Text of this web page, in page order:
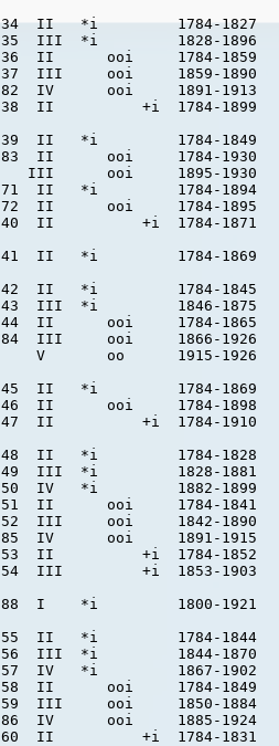
34  II   *i         1784-1827
35  III  *i         1828-1896
36  II      ooi     1784-1859
37  III     ooi     1859-1890
82  IV      ooi     1891-1913
38  II          +i  1784-1899
39  II   *i         1784-1849
83  II      ooi     1784-1930
III      ooi     1895-1930
71  II   *i         1784-1894
72  II      ooi     1784-1895
40  II          +i  1784-1871
41  II   *i         1784-1869
42  II   *i         1784-1845
43  III  *i         1846-1875
44  II      ooi     1784-1865
84  III     ooi     1866-1926
V       oo      1915-1926
45  II   *i         1784-1869
46  II      ooi     1784-1898
47  II          +i  1784-1910
48  II   *i         1784-1828
49  III  *i         1828-1881
50  IV   *i         1882-1899
51  II      ooi     1784-1841
52  III     ooi     1842-1890
85  IV      ooi     1891-1915
53  II          +i  1784-1852
54  III         +i  1853-1903
88  I    *i         1800-1921
55  II   *i         1784-1844
56  III  *i         1844-1870
57  IV   *i         1867-1902
58  II      ooi     1784-1849
59  III     ooi     1850-1884
86  IV      ooi     1885-1924
60  II          +i  1784-1831